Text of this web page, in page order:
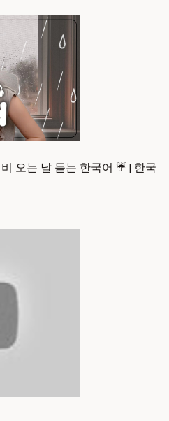
오는 날 듣는 한국어 ☔️ | 한국